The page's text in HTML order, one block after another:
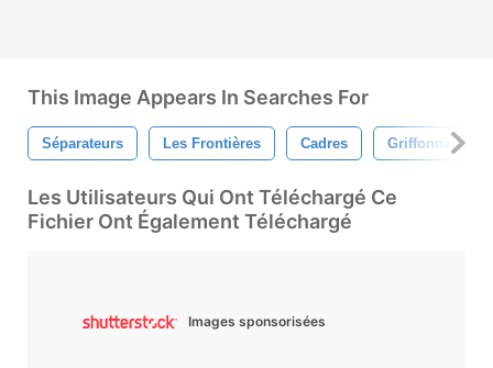
This Image Appears In Searches For
Séparateurs Les Frontières Cadres Griffonnage
Les Utilisateurs Qui Ont Téléchargé Ce
Fichier Ont Également Téléchargé
Images sponsorisées